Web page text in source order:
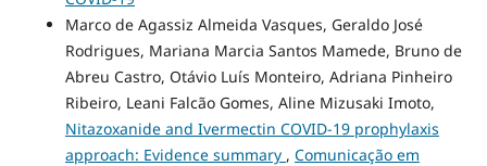
Marco de Agassiz Almeida Vasques, Geraldo José
Rodrigues, Mariana Marcia Santos Mamede, Bruno de
Abreu Castro, Otávio Luís Monteiro, Adriana Pinheiro
Ribeiro, Leani Falcão Gomes, Aline Mizusaki Imoto,
Nitazoxanide and Ivermectin COVID-19 prophylaxis
approach: Evidence summary , Comunicação em